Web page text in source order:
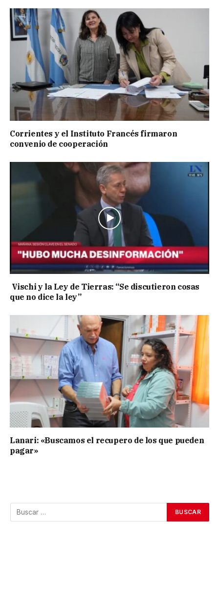
Corrientes y el Instituto Francés firmaron
convenio de cooperación
Vischi y la Ley de Tierras: “Se discutieron cosas
que no dice la ley”
Lanari: «Buscamos el recupero de los que pueden
pagar»